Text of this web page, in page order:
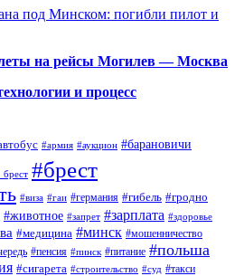
под Минском: погибли пилот и
на рейсы Могилев — Москва
и процесс
#армия #аукцион #барановичи
#брест
#виза #гаи #германия #гибель #гродно
#животное #запрет #зарплата #здоровье
#медицина #минск #мошенничество
#пенсия #пинск #питание #польша
#сигарета #строительство #суд #такси